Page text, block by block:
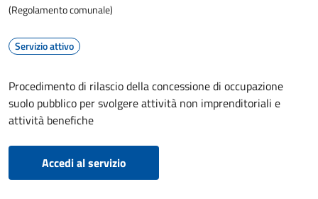
(Regolamento comunale)
Servizio attivo
Procedimento di rilascio della concessione di occupazione
suolo pubblico per svolgere attività non imprenditoriali e
attività benefiche
Accedi al servizio